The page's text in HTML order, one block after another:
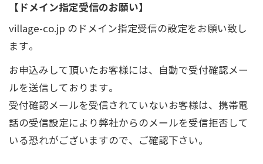
【ドメイン指定受信のお願い】
village-co.jp のドメイン指定受信の設定をお願い致し
ます。
お申込みして頂いたお客様には、自動で受付確認メー
ルを送信しております。
受付確認メールを受信されていないお客様は、携帯電
話の受信設定により弊社からのメールを受信拒否して
いる恐れがございますので、ご確認下さい。